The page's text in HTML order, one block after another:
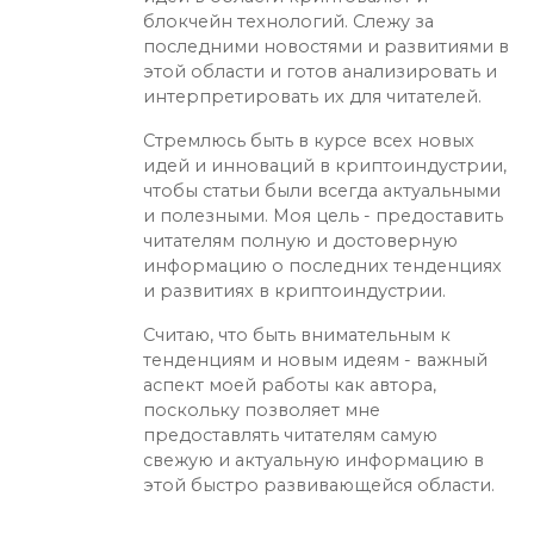
блокчейн технологий. Слежу за
последними новостями и развитиями в
этой области и готов анализировать и
интерпретировать их для читателей.
Стремлюсь быть в курсе всех новых
идей и инноваций в криптоиндустрии,
чтобы статьи были всегда актуальными
и полезными. Моя цель - предоставить
читателям полную и достоверную
информацию о последних тенденциях
и развитиях в криптоиндустрии.
Считаю, что быть внимательным к
тенденциям и новым идеям - важный
аспект моей работы как автора,
поскольку позволяет мне
предоставлять читателям самую
свежую и актуальную информацию в
этой быстро развивающейся области.